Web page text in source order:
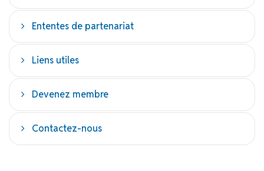
Ententes de partenariat
Liens utiles
Devenez membre
Contactez-nous